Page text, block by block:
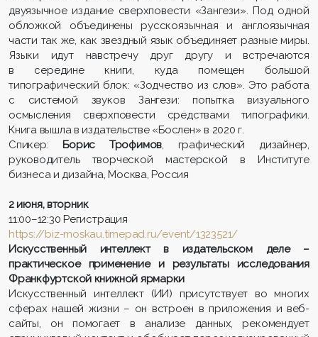
двуязычное издание сверхповести «Зангези». Под одной
обложкой объединены русскоязычная и англоязычная
части так же, как звездный язык объединяет разные миры.
Языки идут навстречу друг другу и встречаются
в середине книги, куда помещен большой
типографический блок: «Зодчество из слов». Это работа
с системой звуков Зангези: попытка визуального
осмысления сверхповести средствами типографики.
Книга вышла в издательстве «Бослен» в 2020 г.
Спикер: Борис Трофимов, графический дизайнер,
руководитель творческой мастерской в Институте
бизнеса и дизайна, Москва, Россия
2 июня, вторник
11:00–12:30 Регистрация
https://biz-moskau.timepad.ru/event/1323521/
Искусственный интеллект в издательском деле –
практическое применение и результаты исследования
Франкфуртской книжной ярмарки
Искусственный интеллект (ИИ) присутствует во многих
сферах нашей жизни – он встроен в приложения и веб-
сайты, он помогает в анализе данных, рекомендует